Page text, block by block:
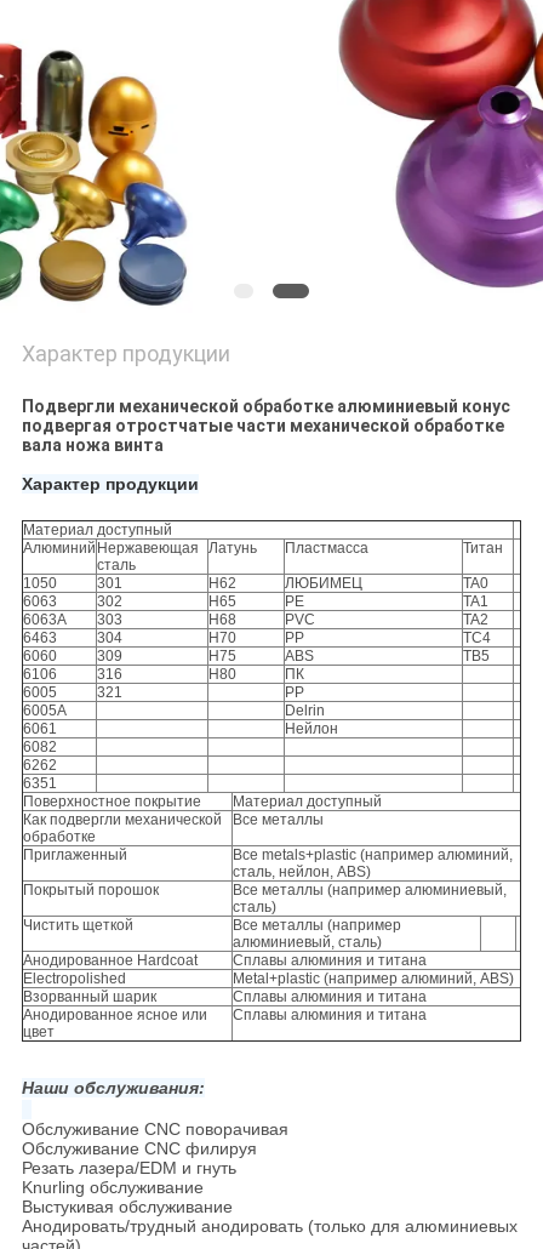
Характер продукции
Подвергли механической обработке алюминиевый конус
подвергая отростчатые части механической обработке
вала ножа винта
Характер продукции
Материал доступный
Алюминий Нержавеющая
сталь
Латунь Пластмасса Титан
1050 301 H62 ЛЮБИМЕЦ
TA0
6063
302 H65 PE
TA1
6063A
303 H68 PVC
TA2
6463
304 H70 PP
TC4
6060
309 H75 ABS
TB5
6106
316 H80
ПК
6005
321
PP
6005A
Delrin
6061
Нейлон
6082
6262
6351
Поверхностное покрытие
Материал доступный
Как подвергли механической
обработке
Все металлы
Приглаженный
Все metals+plastic (например алюминий,
сталь, нейлон, ABS)
Покрытый порошок
Все металлы (например алюминиевый,
сталь)
Чистить щеткой
Все металлы (например
алюминиевый, сталь)
Анодированное Hardcoat
Сплавы алюминия и титана
Electropolished
Metal+plastic (например алюминий, ABS)
Взорванный шарик
Сплавы алюминия и титана
Анодированное ясное или
цвет
Сплавы алюминия и титана
Наши обслуживания:
Обслуживание CNC поворачивая
Обслуживание CNC филируя
Резать лазера/EDM и гнуть
Knurling обслуживание
Выстукивая обслуживание
Анодировать/трудный анодировать (только для алюминиевых